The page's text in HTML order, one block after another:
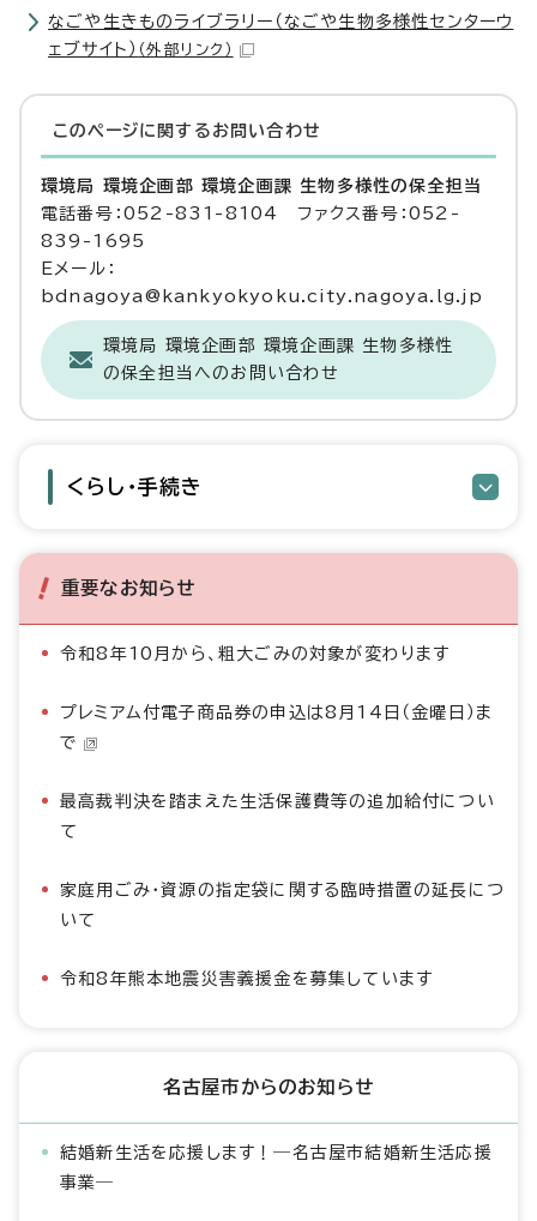
なごや生きものライブラリー（なごや生物多様性センターウ
ェブサイト） （外部リンク）
このページに関する お問い合わせ
環境局 環境企画部 環境企画課 生物多様性の保全担当
電話番号：052-831-8104 ファクス番号：052-
839-1695
Eメール：
bdnagoya@kankyokyoku.city.nagoya.lg.jp
環境局 環境企画部 環境企画課 生物多様性
の保全担当へのお問い合わせ
くらし・手続き
重要なお知らせ
令和8年10月から、粗大ごみの対象が変わります
プレミアム付電子商品券の申込は8月14日（金曜日）ま
で
最高裁判決を踏まえた生活保護費等の追加給付につい
て
家庭用ごみ・資源の指定袋に関する臨時措置の延長につ
いて
令和8年熊本地震災害義援金を募集しています
名古屋市からのお知らせ
結婚新生活を応援します！―名古屋市結婚新生活応援
事業―